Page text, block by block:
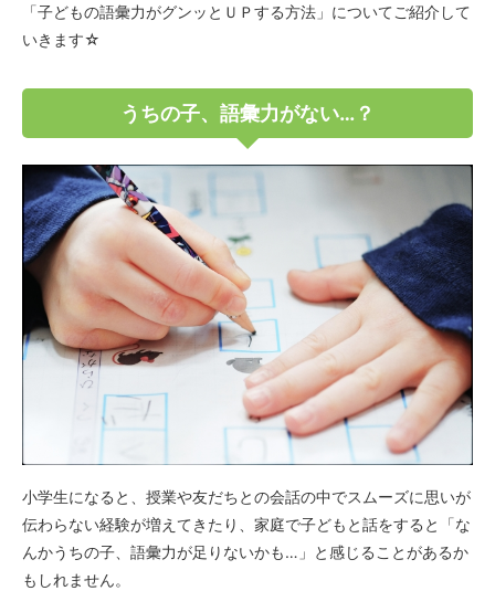
「子どもの語彙力がグンッとＵＰする方法」についてご紹介して
いきます☆
うちの子、語彙力がない…？
小学生になると、授業や友だちとの会話の中でスムーズに思いが
伝わらない経験が増えてきたり、家庭で子どもと話をすると「な
んかうちの子、語彙力が足りないかも…」と感じることがあるか
もしれません。